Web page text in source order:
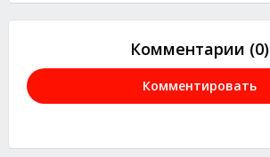
Комментарии (0)
Комментировать